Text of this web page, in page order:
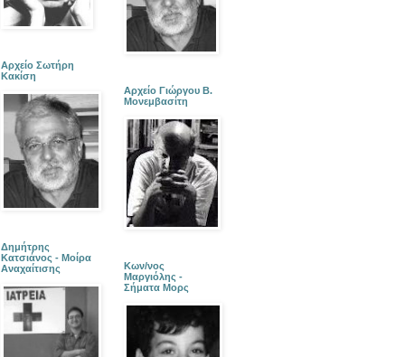
Αρχείο Σωτήρη
Κακίση
Δημήτρης
Κατσιάνος - Μοίρα
Αναχαίτισης
Αρχείο Γιώργου Β.
Μονεμβασίτη
Κων/νος
Μαργιόλης -
Σήματα Μορς